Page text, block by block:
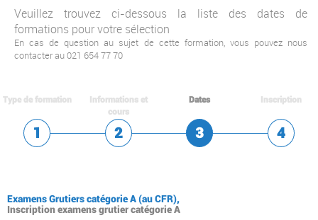
Veuillez trouvez ci-dessous la liste des dates de
formations pour votre sélection
En cas de question au sujet de cette formation, vous pouvez nous
contacter au021 654 77 70
Type de formation
Informations et
cours
Dates Inscription
Examens Grutiers catégorie A (au CFR),
Inscription examens grutier catégorie A